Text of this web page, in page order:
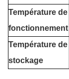
Température de
fonctionnement
Température de
stockage